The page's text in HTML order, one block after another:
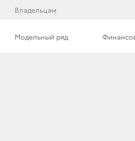
Владельцам
Модельный ряд